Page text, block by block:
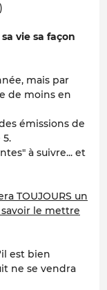
vie sa façon
mais par
de moins en
émissions de
à suivre... et
TOUJOURS un
le mettre
est bien
ne se vendra